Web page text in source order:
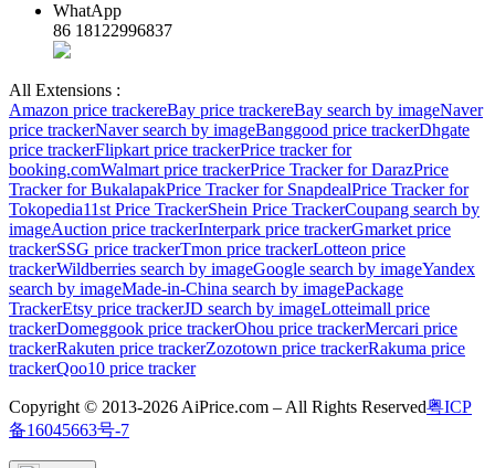
WhatApp
86 18122996837
All Extensions :
Amazon price trackereBay price trackereBay search by imageNaver
price trackerNaver search by imageBanggood price trackerDhgate
price trackerFlipkart price trackerPrice tracker for
booking.comWalmart price trackerPrice Tracker for DarazPrice
Tracker for BukalapakPrice Tracker for SnapdealPrice Tracker for
Tokopedia11st Price TrackerShein Price TrackerCoupang search by
imageAuction price trackerInterpark price trackerGmarket price
trackerSSG price trackerTmon price trackerLotteon price
trackerWildberries search by imageGoogle search by imageYandex
search by imageMade-in-China search by imagePackage
TrackerEtsy price trackerJD search by imageLotteimall price
trackerDomeggook price trackerOhou price trackerMercari price
trackerRakuten price trackerZozotown price trackerRakuma price
trackerQoo10 price tracker
Copyright © 2013-2026 AiPrice.com – All Rights Reserved粤ICP
备16045663号-7